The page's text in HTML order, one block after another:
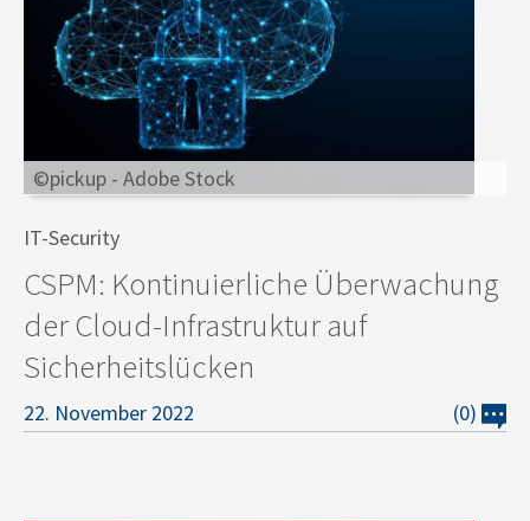
©pickup - Adobe Stock
IT-Security
CSPM: Kontinuierliche Überwachung
der Cloud-Infrastruktur auf
Sicherheitslücken
22. November 2022 (0)